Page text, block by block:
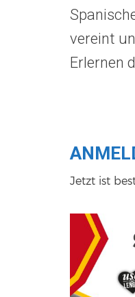
vereint
Erlernen
Jetzt ist